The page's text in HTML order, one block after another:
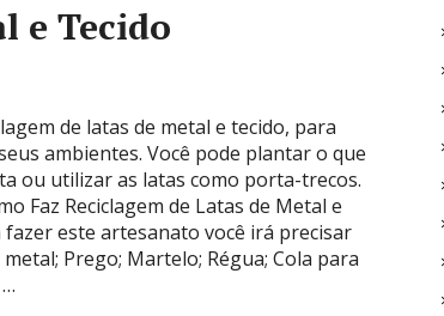
e Tecido
de latas de metal e tecido, para
ambientes. Você pode plantar o que
ou utilizar as latas como porta-trecos.
Faz Reciclagem de Latas de Metal e
fazer este artesanato você irá precisar
metal; Prego; Martelo; Régua; Cola para